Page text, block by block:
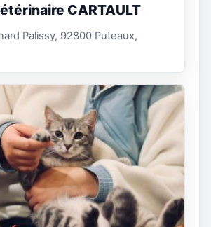
CARTAULT
Palissy, 92800 Puteaux,